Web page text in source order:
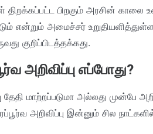
திறக்கப்பட்ட பிறகும் அரசின்
என்றும் அமைச்சர்
குறிப்பிடத்தக்கது.
அறிவிப்பு எப்போது?
தேதி மாற்றப்படுமா அல்லது முன்பே
அறிவிப்பு இன்னும் சில